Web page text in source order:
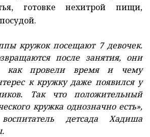
готовке нехитрой пищи,
кружок посещают 7 девочек.
после занятия, они
как провели время и чему
к кружку даже появился у
Так что положительный
кружка однозначно есть»,
детсада Хадиша